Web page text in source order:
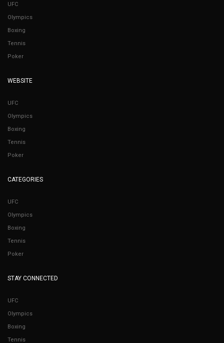
UFC
Olympics
Boxing
Tennis
Poker
WEBSITE
UFC
Olympics
Boxing
Tennis
Poker
CATEGORIES
UFC
Olympics
Boxing
Tennis
Poker
STAY CONNECTED
UFC
Olympics
Boxing
Tennis